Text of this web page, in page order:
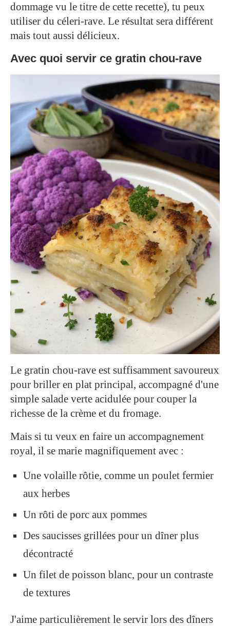
dommage vu le titre de cette recette), tu peux
utiliser du céleri-rave. Le résultat sera différent
mais tout aussi délicieux.
Avec quoi servir ce gratin chou-rave
Le gratin chou-rave est suffisamment savoureux
pour briller en plat principal, accompagné d'une
simple salade verte acidulée pour couper la
richesse de la crème et du fromage.
Mais si tu veux en faire un accompagnement
royal, il se marie magnifiquement avec :
Une volaille rôtie, comme un poulet fermier
aux herbes
Un rôti de porc aux pommes
Des saucisses grillées pour un dîner plus
décontracté
Un filet de poisson blanc, pour un contraste
de textures
J'aime particulièrement le servir lors des dîners